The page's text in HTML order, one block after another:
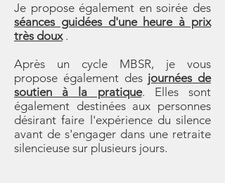
Je propose également en soirée des
séances guidées d'une heure à prix
très doux.
Après un cycle MBSR, je vous
propose également des journées de
soutien à la pratique. Elles sont
également destinées aux personnes
désirant faire l'expérience du silence
avant de s'engager dans une retraite
silencieuse sur plusieurs jours.